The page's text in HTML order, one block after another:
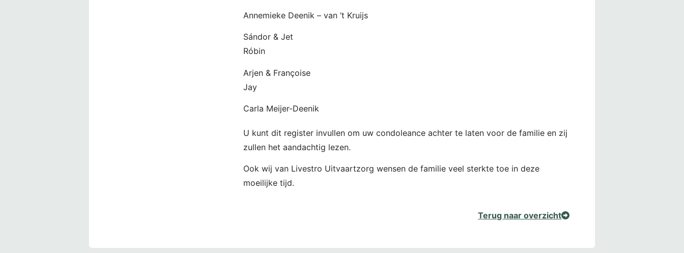
Annemieke Deenik – van ‘t Kruijs
Sándor & Jet
Róbin
Arjen & Françoise
Jay
Carla Meijer-Deenik
U kunt dit register invullen om uw condoleance achter te laten voor de familie en zij
zullen het aandachtig lezen.
Ook wij van Livestro Uitvaartzorg wensen de familie veel sterkte toe in deze
moeilijke tijd.
Terug naar overzicht